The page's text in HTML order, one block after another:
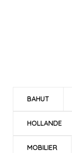
BAHUT
HOLLANDE
MOBILIER